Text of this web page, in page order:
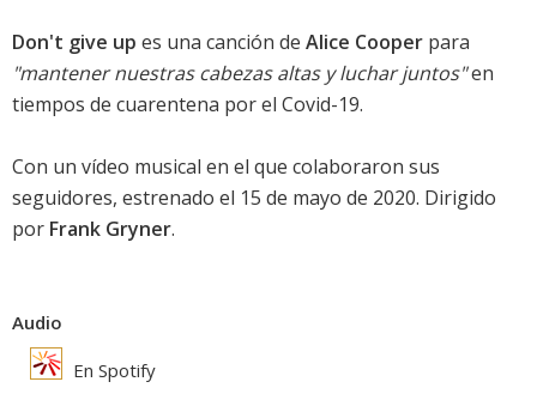
Don't give up es una canción de Alice Cooper para
"mantener nuestras cabezas altas y luchar juntos"en
tiempos de cuarentena por el Covid-19.
Con un vídeo musical en el que colaboraron sus
seguidores, estrenado el 15 de mayo de 2020. Dirigido
por Frank Gryner.
Audio
En Spotify